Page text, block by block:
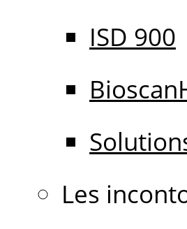
ISD 900
Les